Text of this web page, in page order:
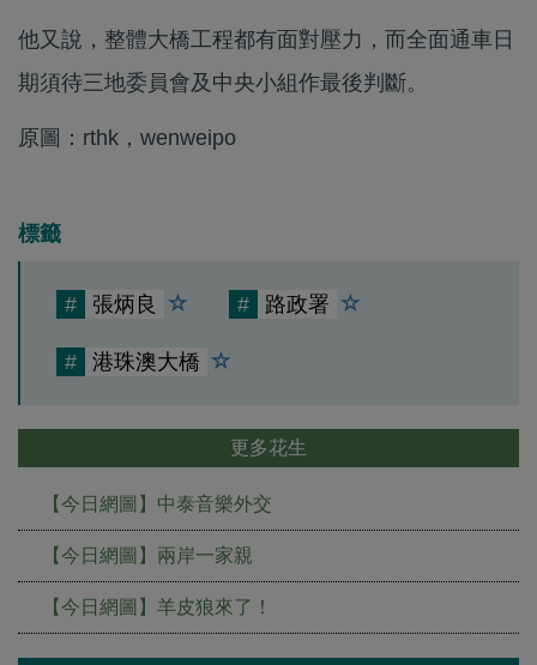
他又說，整體大橋工程都有面對壓力，而全面通車日
期須待三地委員會及中央小組作最後判斷。
原圖：rthk，wenweipo
標籤
# 張炳良 # 路政署
# 港珠澳大橋
更多花生
【今日網圖】中泰音樂外交
【今日網圖】兩岸一家親
【今日網圖】羊皮狼來了！